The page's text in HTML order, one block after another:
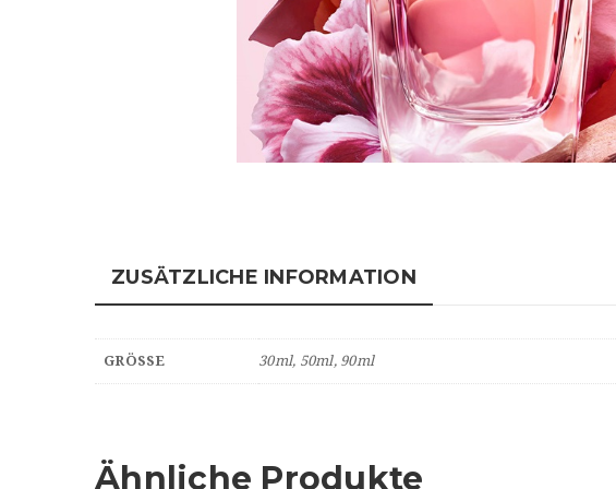
ZUSÄTZLICHE INFORMATION
GRÖSSE 30ml, 50ml, 90ml
Ähnliche Produkte